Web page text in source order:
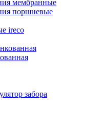
мембранные
поршневые
ireco
забора